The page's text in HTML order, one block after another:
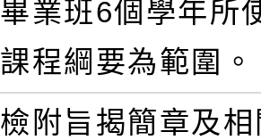
畢業班6個學年所
課程綱要為範圍。
檢附旨揭簡章及